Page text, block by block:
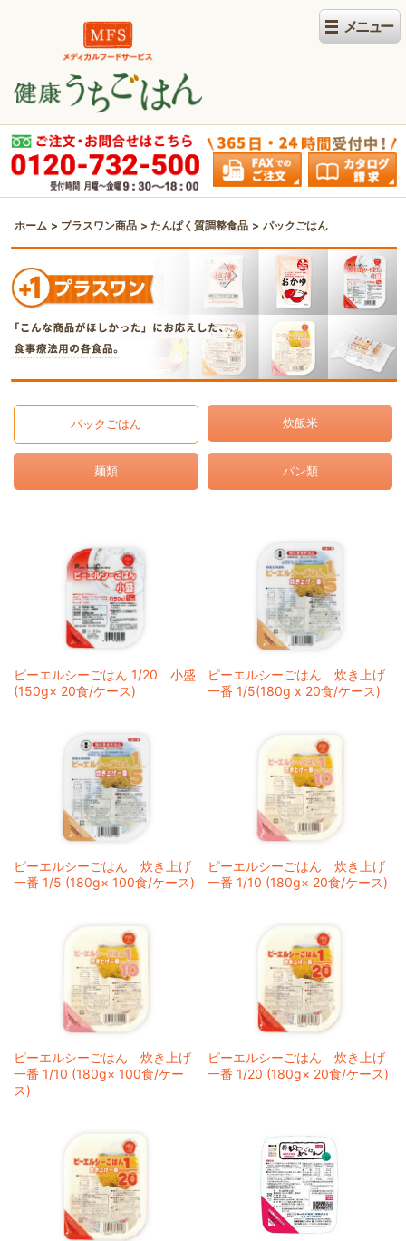
ホーム プラスワン商品 たんぱく質調整食品 パックごはん
パックごはん 炊飯米
麺類 パン類
ピーエルシーごはん 1/20 小盛
(150g× 20食/ケース)
ピーエルシーごはん 炊き上げ
一番 1/5(180g x 20食/ケース)
ピーエルシーごはん 炊き上げ
一番 1/5 (180g× 100食/ケース)
ピーエルシーごはん 炊き上げ
一番 1/10 (180g× 20食/ケース)
ピーエルシーごはん 炊き上げ
一番 1/10 (180g× 100食/ケー
ス)
ピーエルシーごはん 炊き上げ
一番 1/20 (180g× 20食/ケース)